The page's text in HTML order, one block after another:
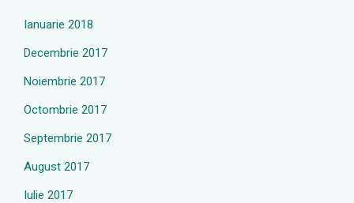
Ianuarie 2018
Decembrie 2017
Noiembrie 2017
Octombrie 2017
Septembrie 2017
August 2017
Iulie 2017